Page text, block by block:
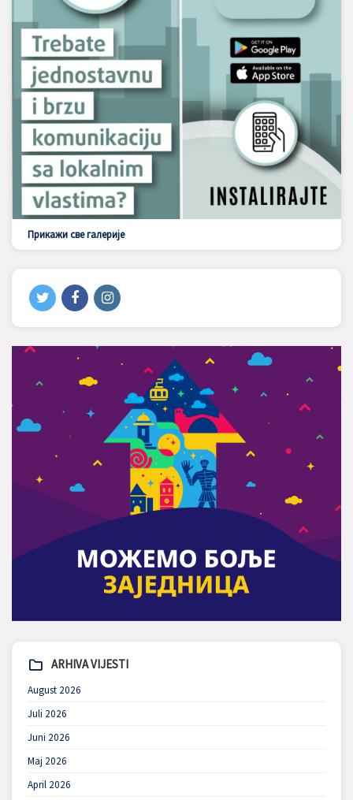
Прикажи све галерије
ARHIVA VIJESTI
August 2026
Juli 2026
Juni 2026
Maj 2026
April 2026